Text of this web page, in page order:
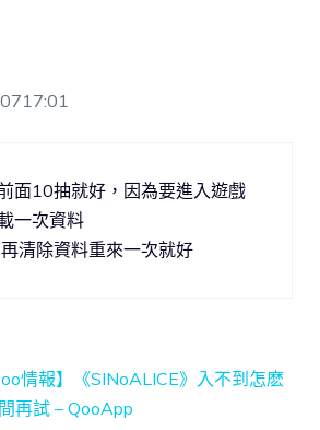
面10抽就好，因為要進入遊戲
一次資料
清除資料重來一次就好
情報】《SINoALICE》入不到怎麽
再試 – QooApp